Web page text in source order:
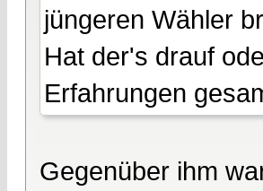
jüngeren Wähler
Hat der's drauf
Erfahrungen
Gegenüber ihm